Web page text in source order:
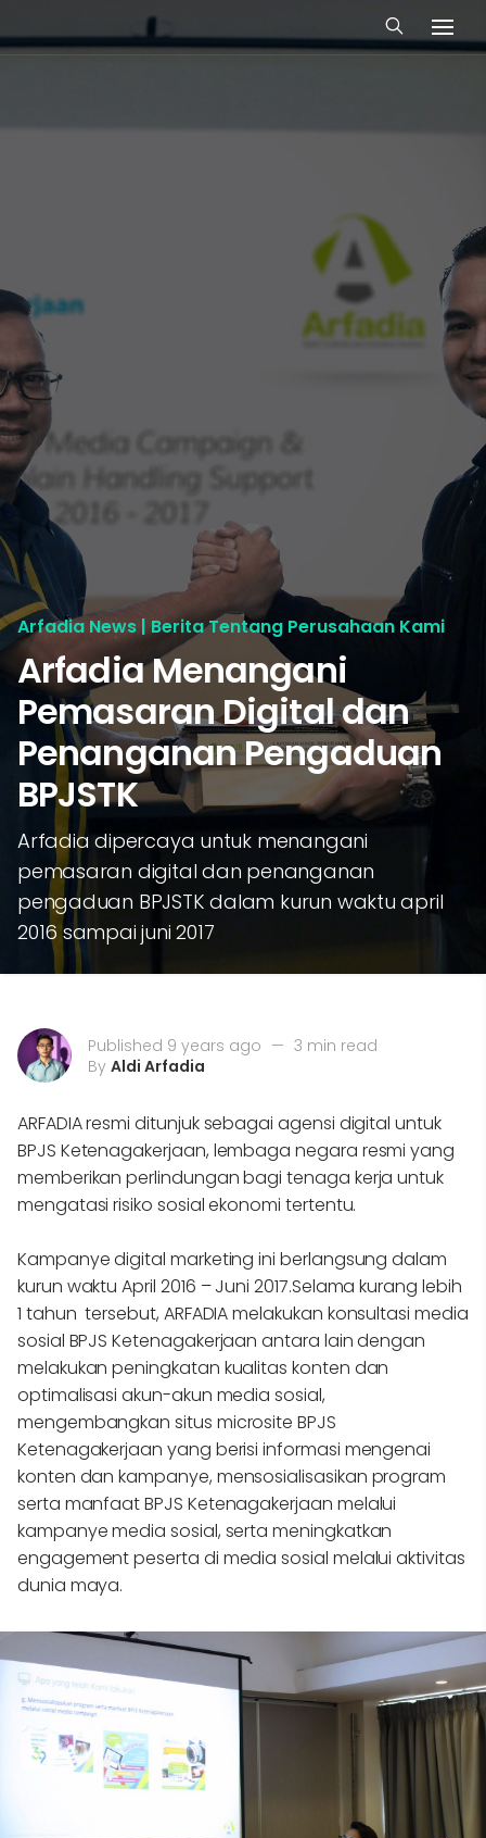
Arfadia News | Berita Tentang Perusahaan Kami
Arfadia Menangani
Pemasaran Digital dan
Penanganan Pengaduan
BPJSTK
Arfadia dipercaya untuk menangani
pemasaran digital dan penanganan
pengaduan BPJSTK dalam kurun waktu april
2016 sampai juni 2017
Published 9 years ago — 3 min read
By Aldi Arfadia
ARFADIA resmi ditunjuk sebagai agensi digital untuk
BPJS Ketenagakerjaan, lembaga negara resmi yang
memberikan perlindungan bagi tenaga kerja untuk
mengatasi risiko sosial ekonomi tertentu.
Kampanye digital marketing ini berlangsung dalam
kurun waktu April 2016 – Juni 2017.Selama kurang lebih
1 tahun tersebut, ARFADIA melakukan konsultasi media
sosial BPJS Ketenagakerjaan antara lain dengan
melakukan peningkatan kualitas konten dan
optimalisasi akun-akun media sosial,
mengembangkan situs microsite BPJS
Ketenagakerjaan yang berisi informasi mengenai
konten dan kampanye, mensosialisasikan program
serta manfaat BPJS Ketenagakerjaan melalui
kampanye media sosial, serta meningkatkan
engagement peserta di media sosial melalui aktivitas
dunia maya.